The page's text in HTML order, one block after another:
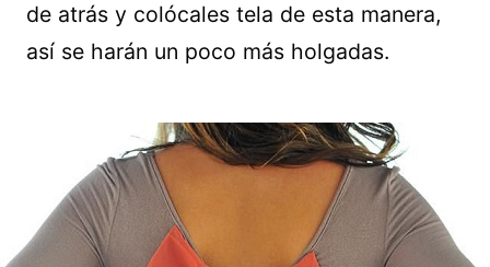
de atrás y colócales tela de esta manera,
así se harán un poco más holgadas.